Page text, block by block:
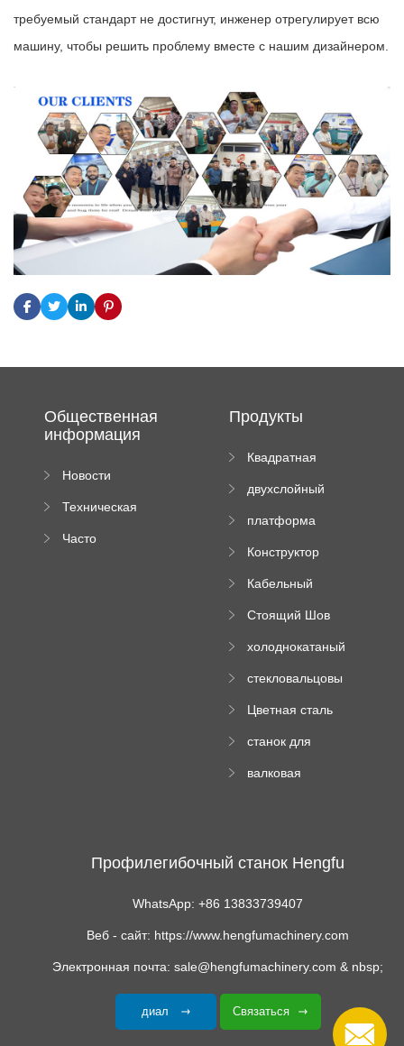
требуемый стандарт не достигнут, инженер отрегулирует всю
машину, чтобы решить проблему вместе с нашим дизайнером.
Общественная
информация
Новости
Техническая
Часто
Продукты
Квадратная
машина
двухслойный
пресс
платформа
роликового
Конструктор
трубы
Кабельный
формируя
Стоящий Шов
Машина
холоднокатаный
станок
стекловальцовы
Цветная сталь
машина
станок для
трапециевидных
валковая
Профилегибочный станок Hengfu
WhatsApp: +86 13833739407
Веб - сайт: https://www.hengfumachinery.com
Электронная почта: sale@hengfumachinery.com & nbsp;
диал Связаться